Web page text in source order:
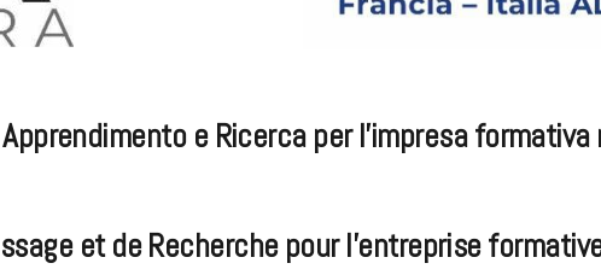
Apprendimento e Ricerca per l’impresa formativa
et de Recherche pour l’entreprise